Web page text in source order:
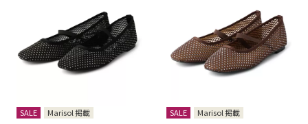
SALE
Marisol 掲載
SALE
Marisol 掲載